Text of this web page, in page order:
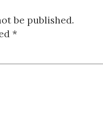
be published.
*